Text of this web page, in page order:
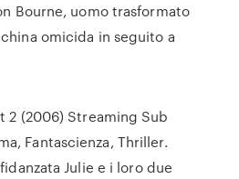
Bourne, uomo trasformato
omicida in seguito a
2 (2006) Streaming Sub
Fantascienza, Thriller.
Julie e i loro due